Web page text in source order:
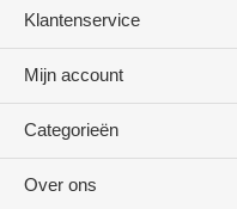
Klantenservice
Mijn account
Categorieën
Over ons